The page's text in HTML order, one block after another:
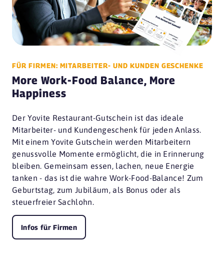
FÜR FIRMEN: MITARBEITER- UND KUNDEN GESCHENKE
More Work-Food Balance, More
Happiness
Der Yovite Restaurant-Gutschein ist das ideale
Mitarbeiter- und Kundengeschenk für jeden Anlass.
Mit einem Yovite Gutschein werden Mitarbeitern
genussvolle Momente ermöglicht, die in Erinnerung
bleiben. Gemeinsam essen, lachen, neue Energie
tanken - das ist die wahre Work-Food-Balance! Zum
Geburtstag, zum Jubiläum, als Bonus oder als
steuerfreier Sachlohn.
Infos für Firmen